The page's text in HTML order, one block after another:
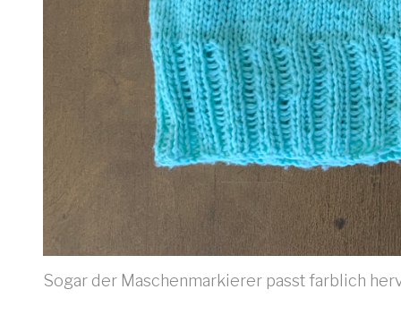
Sogar der Maschenmarkierer passt farblich